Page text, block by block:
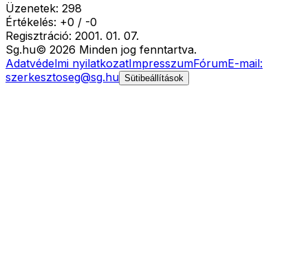
Üzenetek: 298
Értékelés: +0 / -0
Regisztráció: 2001. 01. 07.
Sg.hu© 2026 Minden jog fenntartva.
Adatvédelmi nyilatkozatImpresszumFórumE-mail:
szerkesztoseg@sg.hu Sütibeállítások